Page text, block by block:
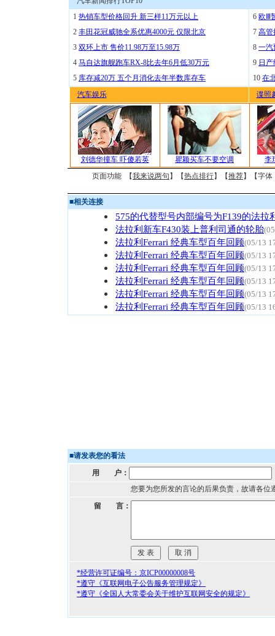
1 热销车型价格回升 新三样11万元以上
2 丰田花冠威驰全系优惠4000元 仅限北京
3 双环上市 售价11.98万至15.98万
4 马自达旗舰跑车RX-8比去年6月低30万元
5 库存减20万 五个月消化去年半数库存车
6 欧Ⅲ
7 高管
8 一汽
9 日
10 在
汽车娱乐
谍照
刘德华撞车 吓傻若英 瞿颖买车不要空调
李
页面功能 【我来说两句 】【热点排行】【推荐】【字体
■相关连接
575的代替型号内部编号为F139的法拉
法拉利新车F430装上普利司通的轮胎
法拉利Ferrari 经典车型百年回顾(05/13
法拉利Ferrari 经典车型百年回顾(05/13
法拉利Ferrari 经典车型百年回顾(05/13
法拉利Ferrari 经典车型百年回顾(05/13
法拉利Ferrari 经典车型百年回顾(05/13
法拉利Ferrari 经典车型百年回顾(05/13
■请发表您的看法
用 户：
您要为您所发的言论的后果负责，故请各位
留 言：
*经营许可证编号：京ICP00000008号
*遵守《互联网电子公告服务管理规定》
*遵守《全国人大常委会关于维护互联网安全的规定》